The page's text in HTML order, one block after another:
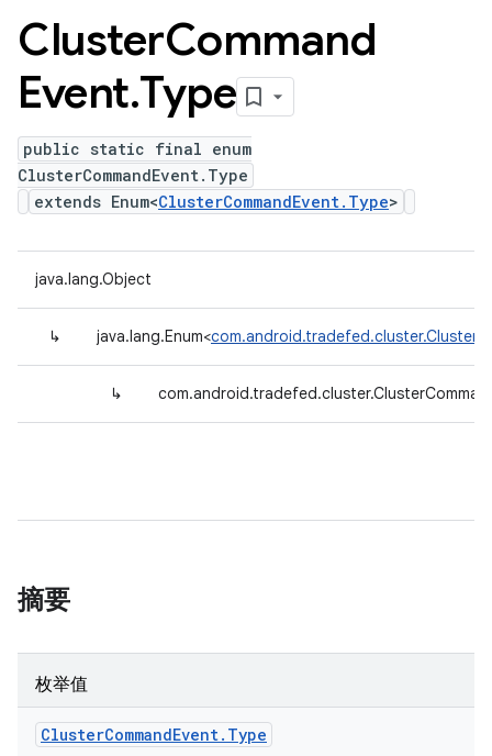
ClusterCommand
Event.Type
public static final enum
ClusterCommandEvent.Type
extends Enum<ClusterCommandEvent.Type>
java.lang.Object
↳ java.lang.Enum<
↳
摘要
枚举值
ClusterCommandEvent. Type